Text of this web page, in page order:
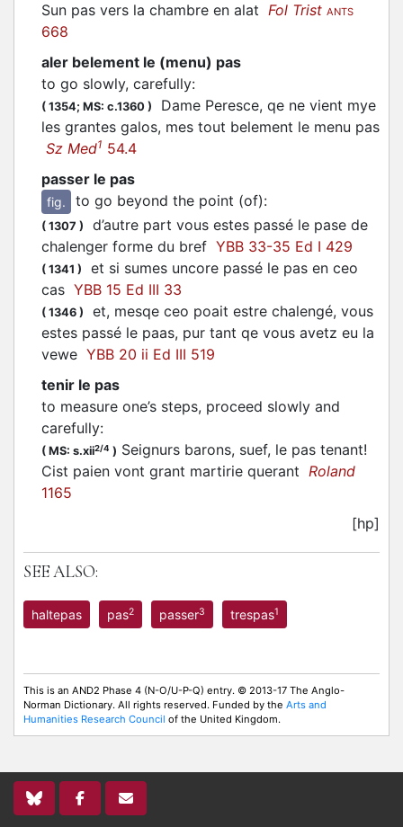
Sun pas vers la chambre en alat Fol Trist ANTS
668
aler belement le (menu) pas
to go slowly, carefully:
( 1354; MS: c.1360 )
Dame Peresce, qe ne vient mye
les grantes galos, mes tout belement le menu pas
Sz Med1 54.4
passer le pas
fig. to go beyond the point (of):
( 1307 )
d’autre part vous estes passé le pase de
chalenger forme du bref YBB 33-35 Ed I 429
( 1341 )
et si sumes uncore passé le pas en ceo
cas YBB 15 Ed III 33
( 1346 )
et, mesqe ceo poait estre chalengé, vous
estes passé le paas, pur tant qe vous avetz eu la
vewe YBB 20 ii Ed III 519
tenir le pas
to measure one’s steps, proceed slowly and
carefully:
( MS: s.xii2/4 ) Seignurs barons, suef, le pas tenant!
Cist paien vont grant martirie querant Roland
1165
[hp]
SEE ALSO:
haltepas pas2 passer3 trespas1
This is an AND2 Phase 4 (N-O/U-P-Q) entry. © 2013-17 The Anglo-
Norman Dictionary. All rights reserved. Funded by the Arts and
Humanities Research Council of the United Kingdom.